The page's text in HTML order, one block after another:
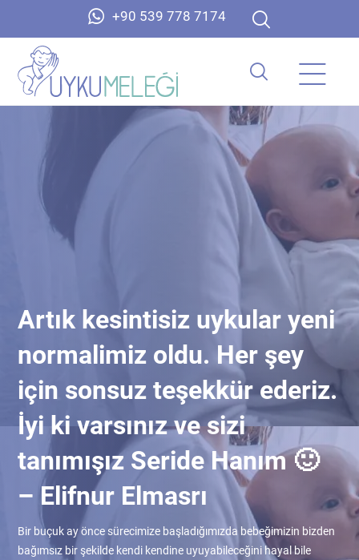
+90 539 778 7174
Artık kesintisiz uykular yeni
normalimiz oldu. Her şey
için sonsuz teşekkür ederiz.
İyi ki varsınız ve sizi
tanımışız Seride Hanım 🙂
– Elifnur Elmasrı
Bir buçuk ay önce sürecimize başladığımızda bebeğimizin bizden
bağımsız bir şekilde kendi kendine uyuyabileceğini hayal bile